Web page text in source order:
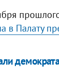
в Палату